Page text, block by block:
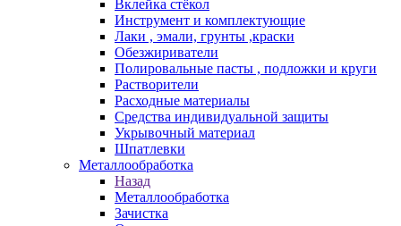
Вклейка стёкол
Инструмент и комплектующие
Лаки , эмали, грунты ,краски
Обезжириватели
Полировальные пасты , подложки и круги
Растворители
Расходные материалы
Средства индивидуальной защиты
Укрывочный материал
Шпатлевки
Металлообработка
Назад
Металлообработка
Зачистка